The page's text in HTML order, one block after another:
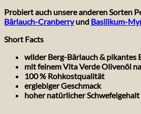
Probiert auch unsere anderen Sorten
Bärlauch-Cranberryund Basilikum-
Short Facts
wilder Berg-Bärlauch & pikantes
mit feinem Vita Verde Olivenöl
100 % Rohkostqualität
ergiebiger Geschmack
hoher natürlicher Schwefelgehalt